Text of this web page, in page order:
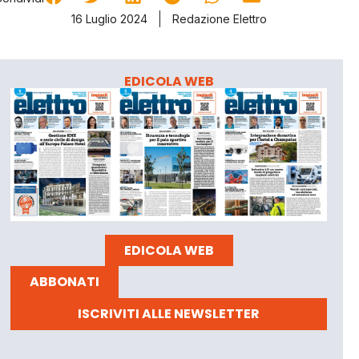
16 Luglio 2024
Redazione Elettro
EDICOLA WEB
EDICOLA WEB
ABBONATI
ISCRIVITI ALLE NEWSLETTER